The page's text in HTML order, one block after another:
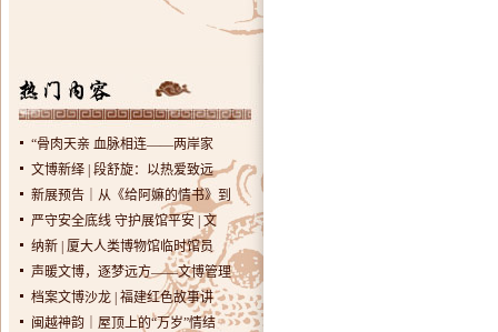
“骨肉天亲 血脉相连——两岸家
文博新绎 | 段舒旋：以热爱致远
新展预告｜从《给阿嫲的情书》到
严守安全底线 守护展馆平安 | 文
纳新 | 厦大人类博物馆临时馆员
声暖文博，逐梦远方——文博管理
档案文博沙龙 | 福建红色故事讲
闽越神韵｜屋顶上的“万岁”情结